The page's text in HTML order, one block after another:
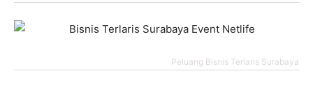
Peluang Bisnis Terlaris Surabaya